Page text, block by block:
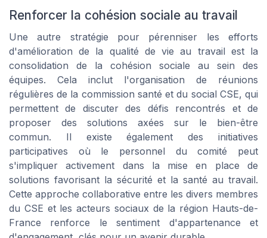
Renforcer la cohésion sociale au travail
Une autre stratégie pour pérenniser les efforts
d'amélioration de la qualité de vie au travail est la
consolidation de la cohésion sociale au sein des
équipes. Cela inclut l'organisation de réunions
régulières de la commission santé et du social CSE, qui
permettent de discuter des défis rencontrés et de
proposer des solutions axées sur le bien-être
commun. Il existe également des initiatives
participatives où le personnel du comité peut
s'impliquer activement dans la mise en place de
solutions favorisant la sécurité et la santé au travail.
Cette approche collaborative entre les divers membres
du CSE et les acteurs sociaux de la région Hauts-de-
France renforce le sentiment d'appartenance et